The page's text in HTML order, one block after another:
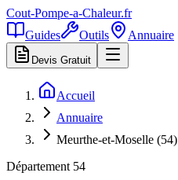
Cout-Pompe-a-Chaleur.fr
Guides
Outils Annuaire
Devis Gratuit
Accueil
Annuaire
Meurthe-et-Moselle (54)
Département 54